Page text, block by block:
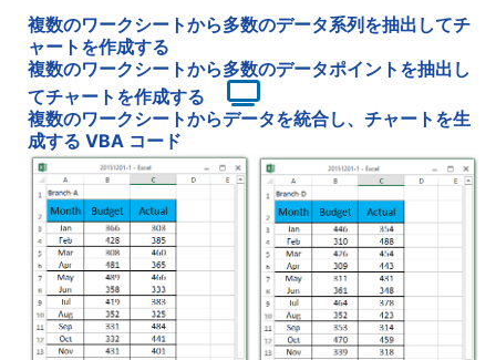
複数のワークシートから多数のデータ系列を抽出してチ
ャートを作成する
複数のワークシートから多数のデータポイントを抽出し
てチャートを作成する
複数のワークシートからデータを統合し、チャートを生
成する VBA コード